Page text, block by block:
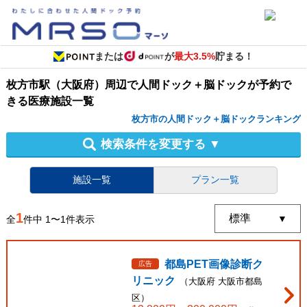
または が最大3.5%貯まる！
枚方市駅（大阪府）周辺で人間ドック＋脳ドックが予約で
きる医療施設一覧
枚方市の人間ドック＋脳ドックランキング
検索条件を変更する ▼
施設一覧 プラン一覧
全1件中 1〜1件表示
広告
都島PET画像診断ク
リニック
（ 大阪府 大阪市都島
区）